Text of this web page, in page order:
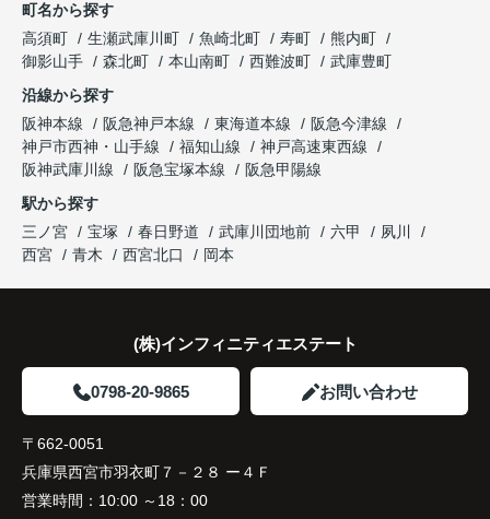
り、住み替えを決断して本当に良かったと思ってい
ます。
長年守ってきた資産を安心して引き継ぐことがで
き、家族全員が納得できる売却となりました。
販売活動では、西宮北口駅へのアクセス、阪急西宮
ガーデンズ、教育施設、商業施設など、このエリア
した。
購入されたご家族は、
と大変喜ばれ、この住まいを選ばれました。
住み替え後は家族それぞれの通勤・通学時間が短く
家族全員にとって、将来を見据えた良い選択だった
町名から探す
高須町
生瀬武庫川町 魚崎北町 寿町
熊内町
御影山手
森北町 本山南町 西難波町
武庫豊町
沿線から探す
阪神本線
阪急神戸本線 東海道本線
阪急今津線
神戸市西神・山手線
福知山線
神戸高速東西線
阪神武庫川線
阪急宝塚本線
阪急甲陽線
駅から探す
三ノ宮
宝塚 春日野道 武庫川団地前 六甲
夙川
西宮
青木 西宮北口 岡本
(株)インフィニティエステート
0798-20-9865 お問い合わせ
〒662-0051
兵庫県西宮市羽衣町７－２８ ー４Ｆ
営業時間： 10:00 ～18：00